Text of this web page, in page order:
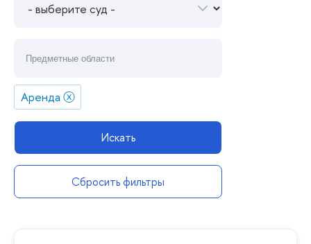
Аренда ⓧ
Искать
Сбросить фильтры